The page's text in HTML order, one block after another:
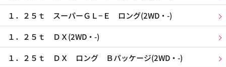
１．２５ｔ スーパーＧＬ−Ｅ ロング(2WD・-)
１．２５ｔ ＤＸ(2WD・-)
１．２５ｔ ＤＸ ロング Ｂパッケージ(2WD・-)